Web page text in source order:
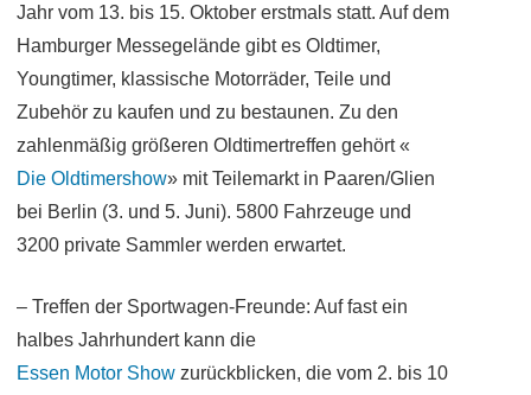
Jahr vom 13. bis 15. Oktober erstmals statt. Auf dem
Hamburger Messegelände gibt es Oldtimer,
Youngtimer, klassische Motorräder, Teile und
Zubehör zu kaufen und zu bestaunen. Zu den
zahlenmäßig größeren Oldtimertreffen gehört «
Die Oldtimershow» mit Teilemarkt in Paaren/Glien
bei Berlin (3. und 5. Juni). 5800 Fahrzeuge und
3200 private Sammler werden erwartet.
– Treffen der Sportwagen-Freunde: Auf fast ein
halbes Jahrhundert kann die
Essen Motor Show zurückblicken, die vom 2. bis 10